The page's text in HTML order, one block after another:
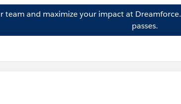
team and maximize your impact at Dreamforce.
passes.